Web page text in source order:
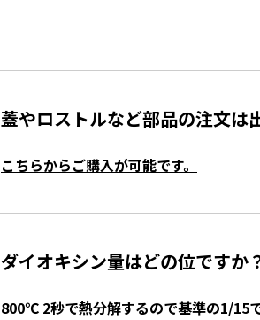
蓋やロストルなど部品の注文は
こちらからご購入が可能です。
ダイオキシン量はどの位ですか
800℃ 2秒で熱分解するので基準の1/15で